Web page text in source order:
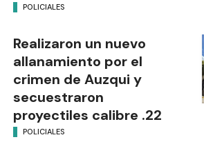
POLICIALES
Realizaron un nuevo
allanamiento por el
crimen de Auzqui y
secuestraron
proyectiles calibre .22
POLICIALES